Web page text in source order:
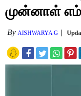
முன்னாள்
By AISHWARYA G